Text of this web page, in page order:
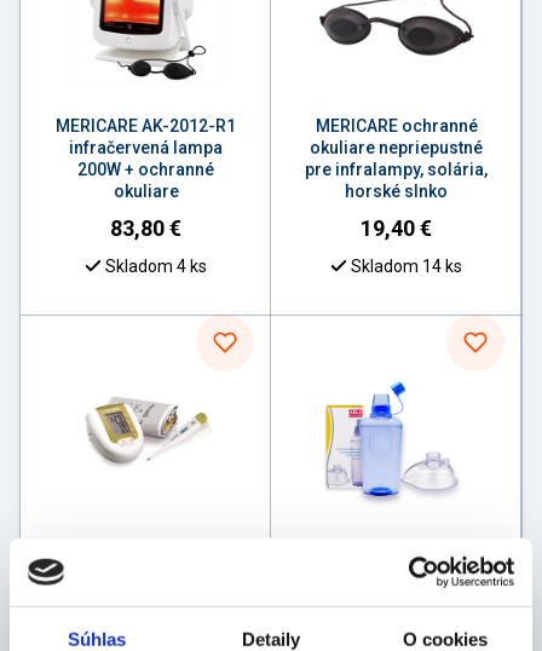
Súhlas Detaily O cookies
MERICARE AK-2012-R1
infračervená lampa
200W + ochranné
okuliare
83,80€
Skladom 4 ks
MERICARE ochranné
okuliare nepriepustné
pre infralampy, solária,
horské slnko
19,40€
Skladom 14 ks
55,10
Nádstavec inhalačný s
ventilom ABLE SPACER 2